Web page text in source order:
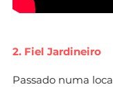
2. Fiel Jardineiro
Passado numa